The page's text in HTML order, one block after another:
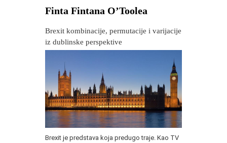
Finta Fintana O’Toolea
Brexit kombinacije, permutacije i varijacije
iz dublinske perspektive
Brexit je predstava koja predugo traje. Kao TV